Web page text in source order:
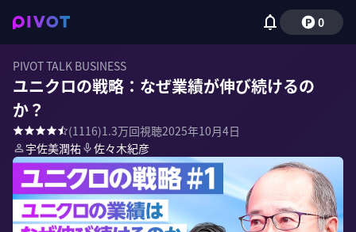
0
PIVOT TALK BUSINESS
ユニクロの戦略：なぜ業績が伸び続けるの
か？
(1116)1.3万回視聴2025年10月4日
宇佐美潤祐
佐々木紀彦